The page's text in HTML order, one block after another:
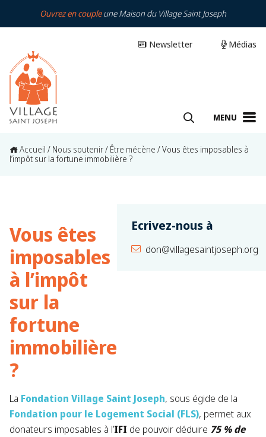
Ouvrez en coupleune Maison du Village Saint Joseph
Newsletter Médias
MENU
Accueil / Nous soutenir/ Être mécène /Vous êtes imposables à
l’impôt sur la fortune immobilière ?​
Vous êtes
imposables
à l’impôt
sur la
fortune
immobilière
?​
Ecrivez-nous à
don@villagesaintjoseph.org
La Fondation Village Saint Joseph, sous égide de la
Fondation pour le Logement Social (FLS), permet aux
donateurs imposables à l’IFI de pouvoir déduire 75 % de